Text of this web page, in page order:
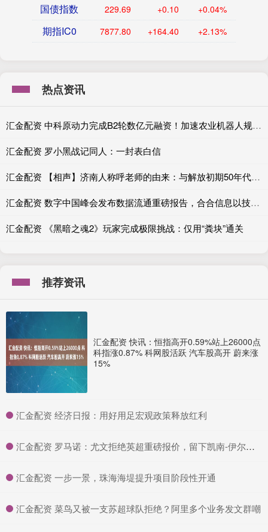
国债指数 229.69 +0.10 +0.04%
期指IC0 7877.80 +164.40 +2.13%
热点资讯
汇金配资 中科原动力完成B2轮数亿元融资！加速农业机器人规模化应用
汇金配资 罗小黑战记同人：一封表白信
汇金配资 【相声】济南人称呼老师的由来：与解放初期50年代八竿子打不着
汇金配资 数字中国峰会发布数据流通重磅报告，合合信息以技术实践助推数据要素价值释放
汇金配资 《黑暗之魂2》玩家完成极限挑战：仅用“粪块”通关
推荐资讯
汇金配资 快讯：恒指高开0.59%站上26000点
科指涨0.87% 科网股活跃 汽车股高开 蔚来涨
15%
​汇金配资 经济日报：用好用足宏观政策释放红利
​汇金配资 罗马诺：尤文拒绝英超重磅报价，留下凯南-伊尔迪兹
​汇金配资 一步一景，珠海海堤提升项目阶段性开通
​汇金配资 菜鸟又被一支苏超球队拒绝？阿里多个业务发文群嘲